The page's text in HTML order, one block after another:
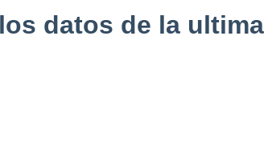
datos de la ultima